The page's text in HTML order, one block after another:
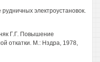
электроустановок.
Г.Г. Повышение
откатки. М.: Нздра, 1978,